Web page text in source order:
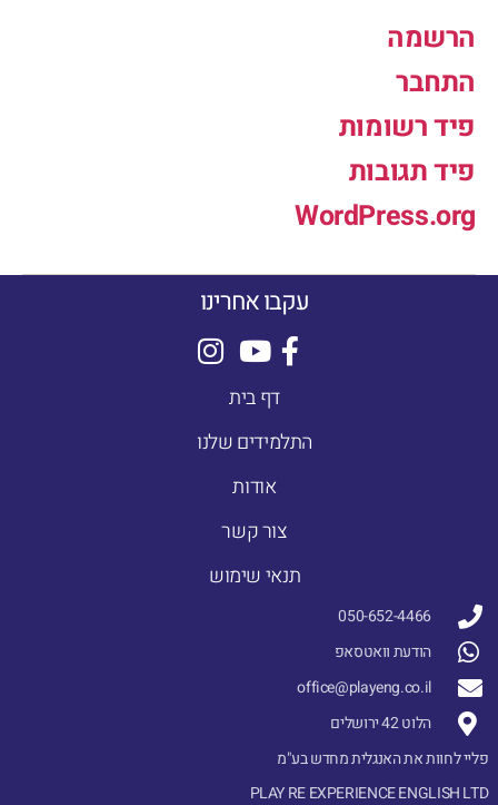
הרשמה
התחבר
פיד רשומות
פיד תגובות
WordPress.org
050-652-4466
הודעת וואטסאפ
office@playeng.co.il
הלוט 42 ירושלים
פליי לחוות את האנגלית מחדש בע"מ
PLAY RE EXPERIENCE ENGLISH LTD
דף בית
התלמידים שלנו
אודות
צור קשר
תנאי שימוש
עקבו אחרינו